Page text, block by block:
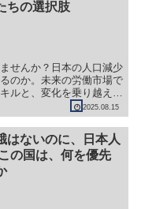
ちの選択肢
せんか？日本の人口減少
のか。未来の労働市場で
ルと、変化を乗り越える
2025.08.15
はないのに、日本人
の国は、何を優先